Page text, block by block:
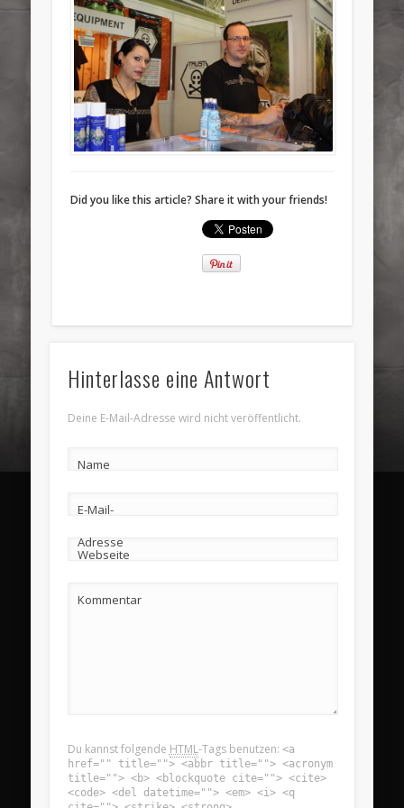
Did you like this article? Share it with your friends!
Hinterlasse eine Antwort
Deine E-Mail-Adresse wird nicht veröffentlicht.
Name
E-Mail-
Adresse
Webseite
Kommentar
Du kannst folgende HTML-Tags benutzen: <a
href="" title=""> <abbr title=""> <acronym
title=""> <b> <blockquote cite=""> <cite>
<code> <del datetime=""> <em> <i> <q